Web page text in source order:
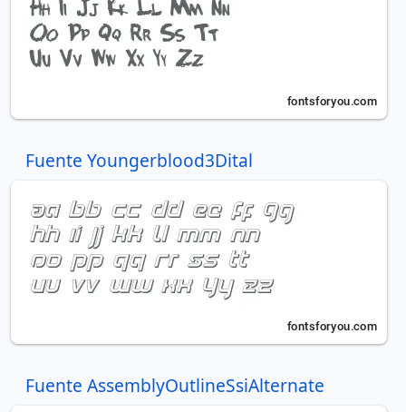
Fuente Youngerblood3Dital
Fuente AssemblyOutlineSsiAlternate